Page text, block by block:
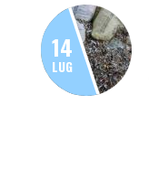
14
LUG